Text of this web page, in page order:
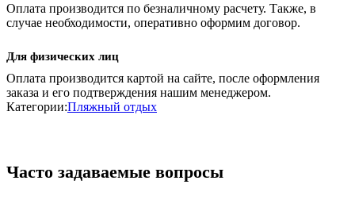
Оплата производится по безналичному расчету. Также, в
случае необходимости, оперативно оформим договор.
Для физических лиц
Оплата производится картой на сайте, после оформления
заказа и его подтверждения нашим менеджером.
Категории:Пляжный отдых
Часто задаваемые вопросы